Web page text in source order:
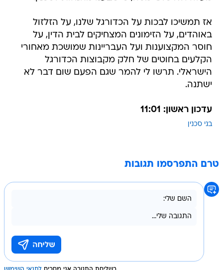
אז תמשיכו לבכות על הכדורגל שלנו, על הזלזול
באוהדים, על הזימונים המצחיקים לבית הדין, על
חוסר המקצוענות ועל העבריינות שמושכת מאחורי
הקלעים בחוטים של חלק מקבוצות הכדורגל
הישראלי. תרשו לי להמר שגם הפעם שום דבר לא
ישתנה.
עדכון ראשון: 11:01
בני סכנין
טרם התפרסמו תגובות